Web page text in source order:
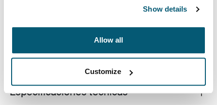
Show details
Allow all
Customize
Todas las características
Especificaciones técnicas